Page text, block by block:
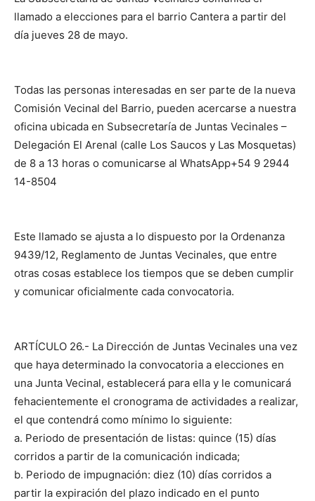
llamado a elecciones para el barrio Cantera a partir del
día jueves 28 de mayo.
Todas las personas interesadas en ser parte de la nueva
Comisión Vecinal del Barrio, pueden acercarse a nuestra
oficina ubicada en Subsecretaría de Juntas Vecinales –
Delegación El Arenal (calle Los Saucos y Las Mosquetas)
de 8 a 13 horas o comunicarse al WhatsApp+54 9 2944
14-8504
Este llamado se ajusta a lo dispuesto por la Ordenanza
9439/12, Reglamento de Juntas Vecinales, que entre
otras cosas establece los tiempos que se deben cumplir
y comunicar oficialmente cada convocatoria.
ARTÍCULO 26.- La Dirección de Juntas Vecinales una vez
que haya determinado la convocatoria a elecciones en
una Junta Vecinal, establecerá para ella y le comunicará
fehacientemente el cronograma de actividades a realizar,
el que contendrá como mínimo lo siguiente:
a. Periodo de presentación de listas: quince (15) días
corridos a partir de la comunicación indicada;
b. Periodo de impugnación: diez (10) días corridos a
partir la expiración del plazo indicado en el punto